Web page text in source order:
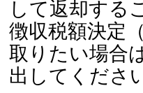
して返却する
徴収税額決定
取りたい場合
出してくださ